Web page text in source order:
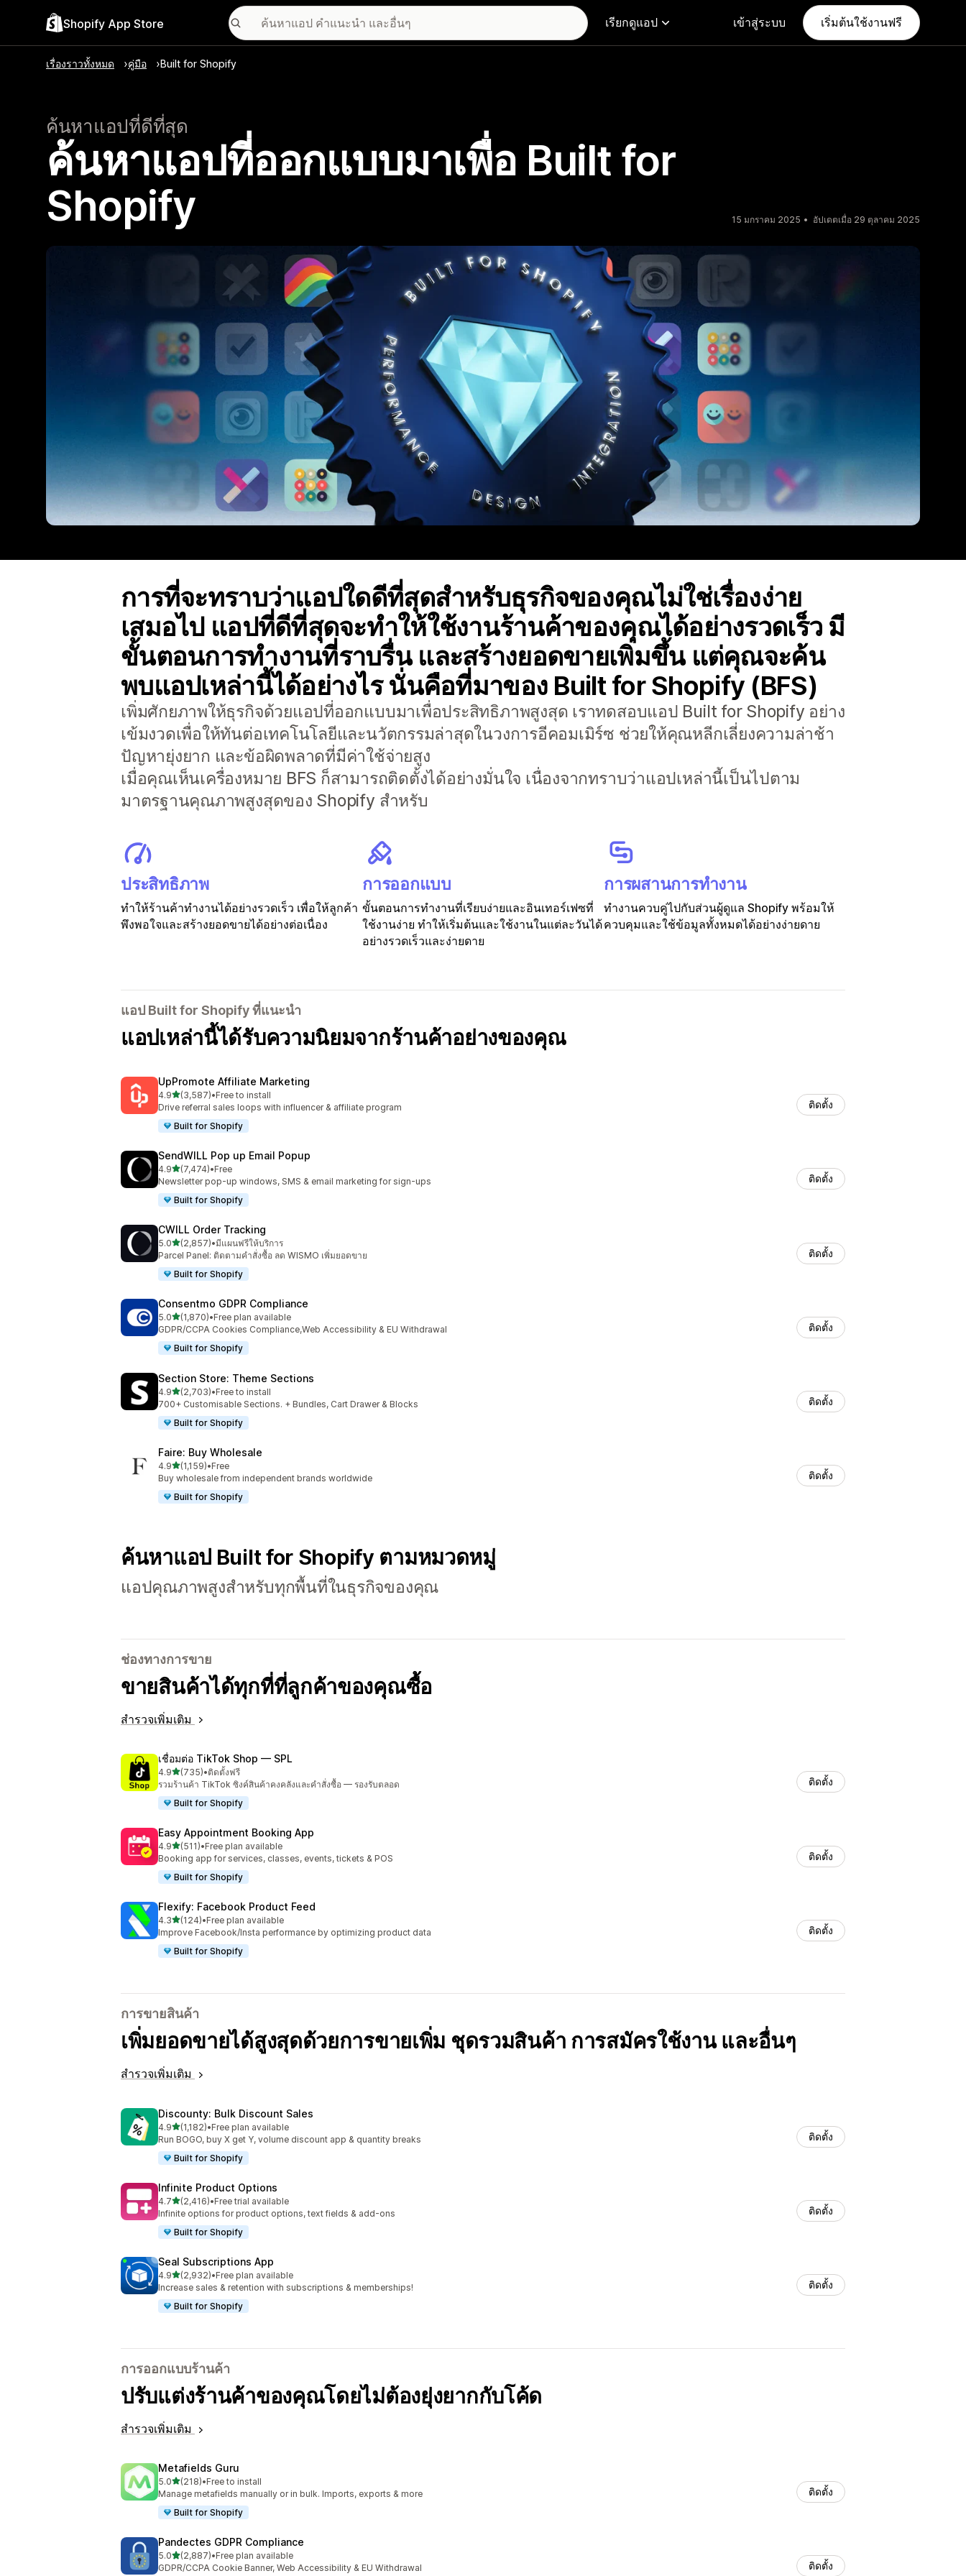
Shopify App Store เรียกดูแอป เข้าสู่ระบบ เริ่มต้นใช้งานฟรี
เรื่องราวทั้งหมด คู่มือ Built for Shopify
ค้นหาแอปที่ดีที่สุด
ค้นหาแอปที่ออกแบบมาเพื่อ Built for
Shopify
15 มกราคม 2025 อัปเดตเมื่อ 29 ตุลาคม 2025
การที่จะทราบว่าแอปใดดีที่สุดสำหรับธุรกิจของคุณไม่ใช่เรื่องง่าย
เสมอไป แอปที่ดีที่สุดจะทำให้ใช้งานร้านค้าของคุณได้อย่างรวดเร็ว มี
ขั้นตอนการทำงานที่ราบรื่น และสร้างยอดขายเพิ่มขึ้น แต่คุณจะค้น
พบแอปเหล่านี้ได้อย่างไร นั่นคือที่มาของ Built for Shopify (BFS)
เพิ่มศักยภาพให้ธุรกิจด้วยแอปที่ออกแบบมาเพื่อประสิทธิภาพสูงสุด เราทดสอบแอป Built for Shopify อย่าง
เข้มงวดเพื่อให้ทันต่อเทคโนโลยีและนวัตกรรมล่าสุดในวงการอีคอมเมิร์ซ ช่วยให้คุณหลีกเลี่ยงความล่าช้า
ปัญหายุ่งยาก และข้อผิดพลาดที่มีค่าใช้จ่ายสูง
เมื่อคุณเห็นเครื่องหมาย BFS ก็สามารถติดตั้งได้อย่างมั่นใจ เนื่องจากทราบว่าแอปเหล่านี้เป็นไปตาม
มาตรฐานคุณภาพสูงสุดของ Shopify สำหรับ
ประสิทธิภาพ
ทำให้ร้านค้าทำงานได้อย่างรวดเร็ว เพื่อให้ลูกค้า
พึงพอใจและสร้างยอดขายได้อย่างต่อเนื่อง
การออกแบบ
ขั้นตอนการทำงานที่เรียบง่ายและอินเทอร์เฟซที่
ใช้งานง่าย ทำให้เริ่มต้นและใช้งานในแต่ละวันได้
อย่างรวดเร็วและง่ายดาย
การผสานการทำงาน
ทำงานควบคู่ไปกับส่วนผู้ดูแล Shopify พร้อมให้
ควบคุมและใช้ข้อมูลทั้งหมดได้อย่างง่ายดาย
แอป Built for Shopify ที่แนะนำ
แอปเหล่านี้ได้รับความนิยมจากร้านค้าอย่างของคุณ
UpPromote Affiliate Marketing
4.9เต็ม 5 ดาว
(3,587)
ทั้งหมด 3587 รีวิว
•Free to install
Drive referral sales loops with influencer & affiliate program
Built for Shopify
ติดตั้ง
SendWILL Pop up Email Popup
4.9เต็ม 5 ดาว
(7,474)
ทั้งหมด 7474 รีวิว
•Free
Newsletter pop-up windows, SMS & email marketing for sign-ups
Built for Shopify
ติดตั้ง
CWILL Order Tracking
5.0เต็ม 5 ดาว
(2,857)
ทั้งหมด 2857 รีวิว
•มีแผนฟรีให้บริการ
Parcel Panel: ติดตามคำสั่งซื้อ ลด WISMO เพิ่มยอดขาย
Built for Shopify
ติดตั้ง
Consentmo GDPR Compliance
5.0เต็ม 5 ดาว
(1,870)
ทั้งหมด 1870 รีวิว
•Free plan available
GDPR/CCPA Cookies Compliance,Web Accessibility & EU Withdrawal
Built for Shopify
ติดตั้ง
Section Store: Theme Sections
4.9เต็ม 5 ดาว
(2,703)
ทั้งหมด 2703 รีวิว
•Free to install
700+ Customisable Sections. + Bundles, Cart Drawer & Blocks
Built for Shopify
ติดตั้ง
Faire: Buy Wholesale
4.9เต็ม 5 ดาว
(1,159)
ทั้งหมด 1159 รีวิว
•Free
Buy wholesale from independent brands worldwide
Built for Shopify
ติดตั้ง
ค้นหาแอป Built for Shopify ตามหมวดหมู่
แอปคุณภาพสูงสำหรับทุกพื้นที่ในธุรกิจของคุณ
ช่องทางการขาย
ขายสินค้าได้ทุกที่ที่ลูกค้าของคุณซื้อ
สำรวจเพิ่มเติม
เชื่อมต่อ TikTok Shop — SPL
4.9เต็ม 5 ดาว
(735)
ทั้งหมด 735 รีวิว
•ติดตั้งฟรี
รวมร้านค้า TikTok ซิงค์สินค้าคงคลังและคำสั่งซื้อ — รองรับตลอด
Built for Shopify
ติดตั้ง
Easy Appointment Booking App
4.9เต็ม 5 ดาว
(511)
ทั้งหมด 511 รีวิว
•Free plan available
Booking app for services, classes, events, tickets & POS
Built for Shopify
ติดตั้ง
Flexify: Facebook Product Feed
4.3เต็ม 5 ดาว
(124)
ทั้งหมด 124 รีวิว
•Free plan available
Improve Facebook/Insta performance by optimizing product data
Built for Shopify
ติดตั้ง
การขายสินค้า
เพิ่มยอดขายได้สูงสุดด้วยการขายเพิ่ม ชุดรวมสินค้า การสมัครใช้งาน และอื่นๆ
สำรวจเพิ่มเติม
Discounty: Bulk Discount Sales
4.9เต็ม 5 ดาว
(1,182)
ทั้งหมด 1182 รีวิว
•Free plan available
Run BOGO, buy X get Y, volume discount app & quantity breaks
Built for Shopify
ติดตั้ง
Infinite Product Options
4.7เต็ม 5 ดาว
(2,416)
ทั้งหมด 2416 รีวิว
•Free trial available
Infinite options for product options, text fields & add-ons
Built for Shopify
ติดตั้ง
Seal Subscriptions App
4.9เต็ม 5 ดาว
(2,932)
ทั้งหมด 2932 รีวิว
•Free plan available
Increase sales & retention with subscriptions & memberships!
Built for Shopify
ติดตั้ง
การออกแบบร้านค้า
ปรับแต่งร้านค้าของคุณโดยไม่ต้องยุ่งยากกับโค้ด
สำรวจเพิ่มเติม
Metafields Guru
5.0เต็ม 5 ดาว
(218)
ทั้งหมด 218 รีวิว
•Free to install
Manage metafields manually or in bulk. Imports, exports & more
Built for Shopify
ติดตั้ง
Pandectes GDPR Compliance
5.0เต็ม 5 ดาว
(2,887)
ทั้งหมด 2887 รีวิว
•Free plan available
GDPR/CCPA Cookie Banner, Web Accessibility & EU Withdrawal
ติดตั้ง